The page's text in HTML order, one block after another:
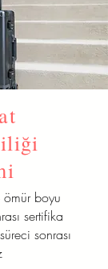
boyu
sertifika
sonrası